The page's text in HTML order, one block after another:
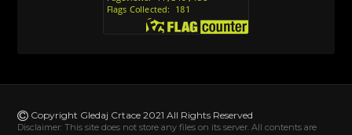
Alvin i veverice (Alvinnn!!! And the Chipmunks)
Sinhronizovano na Srpski
Avanture Mačka u čizmama (Sinhronizovano na
[78]
Copyright Gledaj Crtace 2021 All Rights Reserved
Disclaimer: This site does not store any files on its server. All contents are